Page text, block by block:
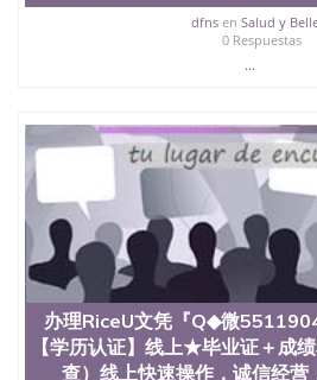
dfnsen Salud y
0 Respuestas
...
办理RiceU文凭『Q◆微
【学历认证】线上★毕业证＋成
查）线上快速操作，诚信经